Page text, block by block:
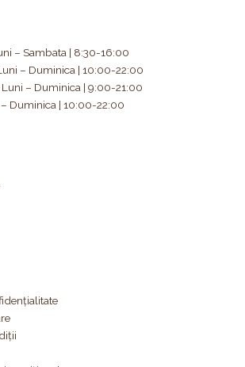
– Sambata | 8:30-16:00
– Duminica | 10:00-22:00
Luni – Duminica | 9:00-21:00
Duminica | 10:00-22:00